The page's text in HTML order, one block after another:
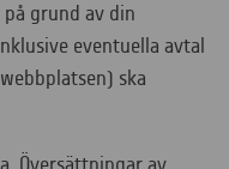
grund av din
eventuella avtal
ska